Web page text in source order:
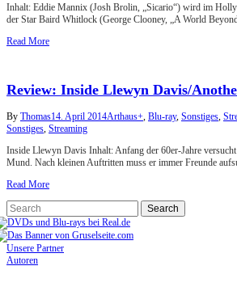
Inhalt: Eddie Mannix (Josh Brolin, „Sicario“) wird im
der Star Baird Whitlock (George Clooney, „A World
Read More
Review: Inside Llewyn Davis/
By Thomas14. April 2014Arthaus+ Blu-ray, Sonstiges
Sonstiges Streaming
Inside Llewyn Davis Inhalt: Anfang der 60er-Jahre
Mund. Nach kleinen Auftritten muss er immer Freunde
Read More
Unsere Partner
Autoren